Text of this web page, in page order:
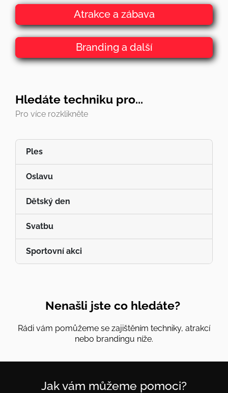
Atrakce a zábava
Branding a další
Hledáte techniku pro...
Pro více rozklikněte
Ples
Oslavu
Dětský den
Svatbu
Sportovní akci
Nenašli jste co hledáte?
Rádi vám pomůžeme se zajištěním techniky, atrakcí
nebo brandingu níže.
Jak vám můžeme pomoci?